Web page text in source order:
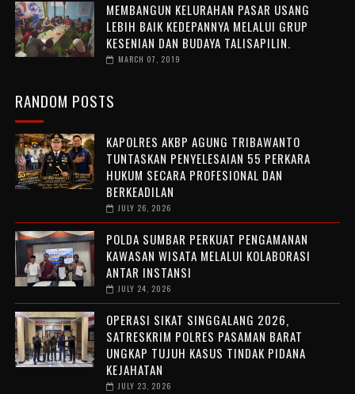
MEMBANGUN KELURAHAN PASAR USANG
LEBIH BAIK KEDEPANNYA MELALUI GRUP
KESENIAN DAN BUDAYA TALISAPILIN.
MARCH 07, 2019
RANDOM POSTS
KAPOLRES AKBP AGUNG TRIBAWANTO
TUNTASKAN PENYELESAIAN 55 PERKARA
HUKUM SECARA PROFESIONAL DAN
BERKEADILAN
JULY 26, 2026
POLDA SUMBAR PERKUAT PENGAMANAN
KAWASAN WISATA MELALUI KOLABORASI
ANTAR INSTANSI
JULY 24, 2026
OPERASI SIKAT SINGGALANG 2026,
SATRESKRIM POLRES PASAMAN BARAT
UNGKAP TUJUH KASUS TINDAK PIDANA
KEJAHATAN
JULY 23, 2026